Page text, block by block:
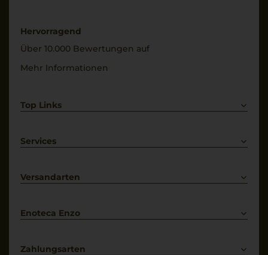
Alkoholgehalt
13 % Vol.
Restsüße
trocken
Hervorragend
Über 10.000 Bewertungen auf
Mehr Informationen
Top Links
Weißwein
Services
Kontakt
Versandarten
Enoteca Enzo
Bewertungs-Richtlinien
Zahlungsarten